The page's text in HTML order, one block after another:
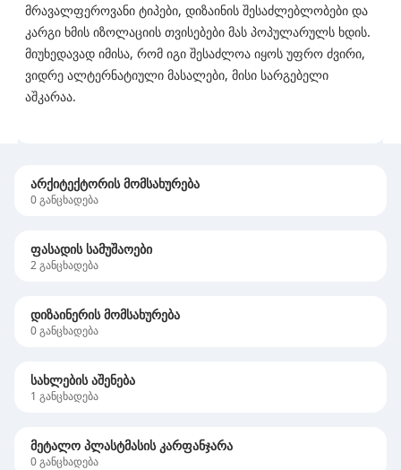
მრავალფეროვანი ტიპები, დიზაინის შესაძლებლობები და
კარგი ხმის იზოლაციის თვისებები მას პოპულარულს ხდის.
მიუხედავად იმისა, რომ იგი შესაძლოა იყოს უფრო ძვირი,
ვიდრე ალტერნატიული მასალები, მისი სარგებელი
აშკარაა.
არქიტექტორის მომსახურება
0განცხადება
ფასადის სამუშაოები
2განცხადება
დიზაინერის მომსახურება
0განცხადება
სახლების აშენება
1 განცხადება
მეტალო პლასტმასის კარფანჯარა
0განცხადება